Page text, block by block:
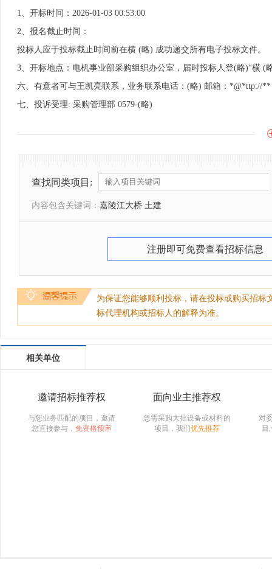
1、开标时间：2026-01-03 00:53:00
2、报名截止时间：
投标人应于投标截止时间前在横 (略) 成功递交所有电子投标文件。
3、开标地点：电机事业部采购组织办公室，届时投标人登(略)“横 (
六、有意者可与王凯亮联系，业务联系电话：(略) 邮箱：*@*ttp://
七、投诉受理: 采购管理部 0579-(略)
查找同类项目:
内容包含关键词： 嘉陵江大桥 土建
注册即可免费查看招标信息
为保证您能够顺利投标，请在投标或购买招
标代理机构或招标人的解释为准。
相关单位
邀请招标推荐权
与您业务匹配的项目，邀请
您直接参与， 免资格预审
面向业主推荐权
急需采购大批设备或材料的
项目，我们优先推荐
对
目